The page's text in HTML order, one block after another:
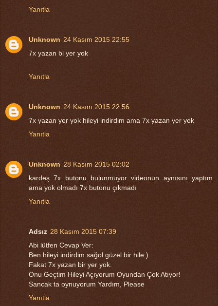
Yanıtla
Unknown 24 Kasım 2015 22:55
7x yazan bi yer yok
Yanıtla
Unknown 24 Kasım 2015 22:56
7x yazan yer yok hileyi indirdim ama 7x yazan yer yok
Yanıtla
Unknown 28 Kasım 2015 02:02
kardeş 7x butonu bulunmuyor videonun aynısını yaptım
ama yok olmadı 7x butonu çıkmadı
Yanıtla
Adsız 28 Kasım 2015 07:39
Abi lütfen Cevap Ver:
Ben hileyi indirdim sağol güzel bir hile:)
Fakat 7x yazan bir yer yok.
Onu Geçtim Hileyi Açıyorum Oyundan Çok Atıyor!
Sancak ta oynuyorum Yardım, Please
Yanıtla